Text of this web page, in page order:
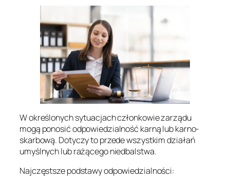
W określonych sytuacjach członkowie zarządu
mogą ponosić odpowiedzialność karną lub karno-
skarbową. Dotyczy to przede wszystkim działań
umyślnych lub rażącego niedbalstwa.
Najczęstsze podstawy odpowiedzialności: